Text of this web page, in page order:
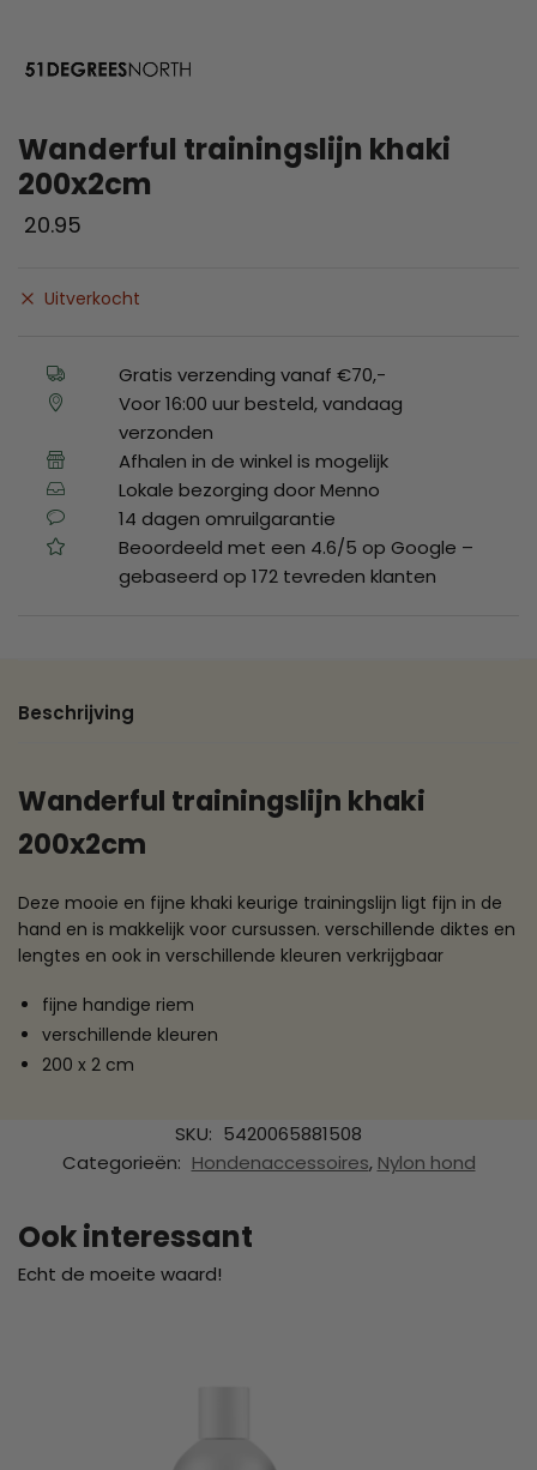
Wanderful trainingslijn khaki
200x2cm
20.95
Uitverkocht
Gratis verzending vanaf €70,-
Voor 16:00 uur besteld, vandaag
verzonden
Afhalen in de winkel is mogelijk
Lokale bezorging door Menno
14 dagen omruilgarantie
Beoordeeld met een 4.6/5 op Google –
gebaseerd op 172 tevreden klanten
Beschrijving
Wanderful trainingslijn khaki
200x2cm
Deze mooie en fijne khaki keurige trainingslijn ligt fijn in de
hand en is makkelijk voor cursussen. verschillende diktes en
lengtes en ook in verschillende kleuren verkrijgbaar
fijne handige riem
verschillende kleuren
200 x 2 cm
SKU: 5420065881508
Categorieën: Hondenaccessoires, Nylon hond
Ook interessant
Echt de moeite waard!